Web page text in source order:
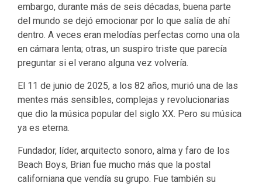
embargo, durante más de seis décadas, buena parte
del mundo se dejó emocionar por lo que salía de ahí
dentro. A veces eran melodías perfectas como una ola
en cámara lenta; otras, un suspiro triste que parecía
preguntar si el verano alguna vez volvería.
El 11 de junio de 2025, a los 82 años, murió una de las
mentes más sensibles, complejas y revolucionarias
que dio la música popular del siglo XX. Pero su música
ya es eterna.
Fundador, líder, arquitecto sonoro, alma y faro de los
Beach Boys, Brian fue mucho más que la postal
californiana que vendía su grupo. Fue también su